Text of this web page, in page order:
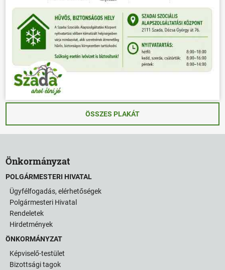
ÖSSZES PLAKÁT
Önkormányzat
POLGÁRMESTERI HIVATAL
Ügyfélfogadás, elérhetőségek
Polgármesteri Hivatal
Rendeletek
Hirdetmények
ÖNKORMÁNYZAT
Képviselő-testület
Bizottsági tagok